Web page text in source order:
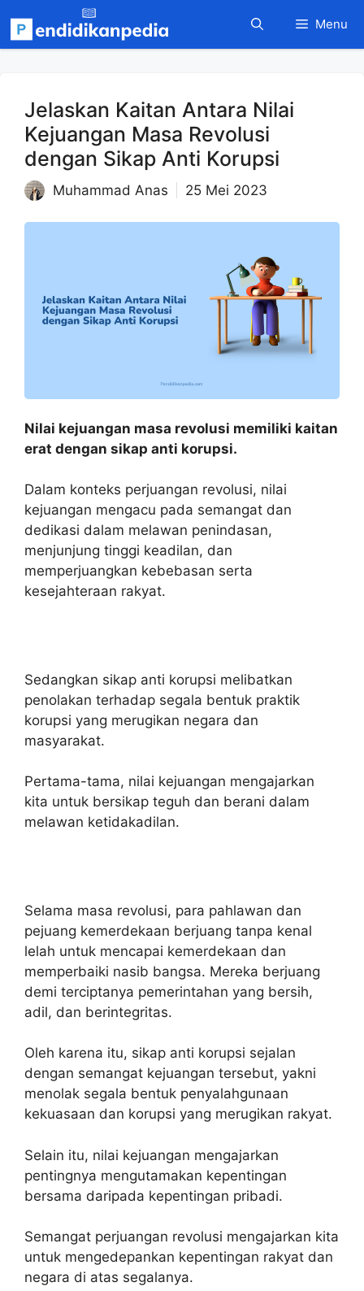
isi
Menu
Jelaskan Kaitan Antara Nilai
Kejuangan Masa Revolusi
dengan Sikap Anti Korupsi
Muhammad Anas 25 Mei 2023
Nilai kejuangan masa revolusi memiliki kaitan
erat dengan sikap anti korupsi.
Dalam konteks perjuangan revolusi, nilai
kejuangan mengacu pada semangat dan
dedikasi dalam melawan penindasan,
menjunjung tinggi keadilan, dan
memperjuangkan kebebasan serta
kesejahteraan rakyat.
Sedangkan sikap anti korupsi melibatkan
penolakan terhadap segala bentuk praktik
korupsi yang merugikan negara dan
masyarakat.
Pertama-tama, nilai kejuangan mengajarkan
kita untuk bersikap teguh dan berani dalam
melawan ketidakadilan.
Selama masa revolusi, para pahlawan dan
pejuang kemerdekaan berjuang tanpa kenal
lelah untuk mencapai kemerdekaan dan
memperbaiki nasib bangsa. Mereka berjuang
demi terciptanya pemerintahan yang bersih,
adil, dan berintegritas.
Oleh karena itu, sikap anti korupsi sejalan
dengan semangat kejuangan tersebut, yakni
menolak segala bentuk penyalahgunaan
kekuasaan dan korupsi yang merugikan rakyat.
Selain itu, nilai kejuangan mengajarkan
pentingnya mengutamakan kepentingan
bersama daripada kepentingan pribadi.
Semangat perjuangan revolusi mengajarkan kita
untuk mengedepankan kepentingan rakyat dan
negara di atas segalanya.